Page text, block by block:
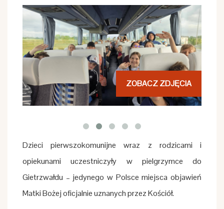
ZOBACZ ZDJĘCIA
Dzieci pierwszokomunijne wraz z rodzicami i
opiekunami uczestniczyły w pielgrzymce do
Gietrzwałdu – jedynego w Polsce miejsca objawień
Matki Bożej oficjalnie uznanych przez Kościół.